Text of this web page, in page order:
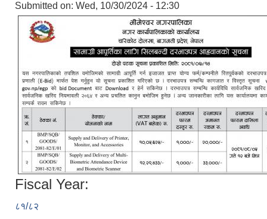
Submitted on: Wed, 10/30/2024 - 12:30
Fiscal Year:
८१/८२